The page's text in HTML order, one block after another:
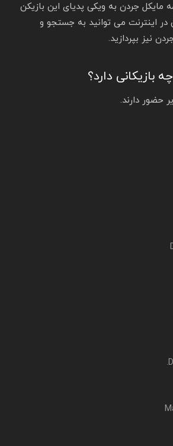
مایکل جردن به ویکی پدیای این بازیکن
اینترنت می توانید به جستجو و
نیز بپردازید.
بازیکانی دارد؟
حضور دارند.